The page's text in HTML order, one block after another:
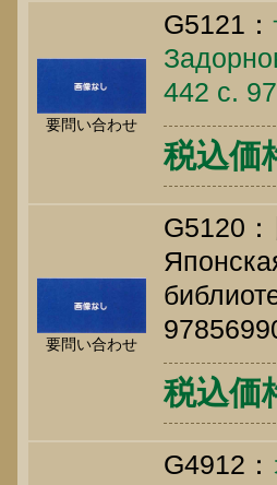
要問い合わせ
G5121：
442 c.
税込
要問い合わせ
G5120
税込価
G4912：